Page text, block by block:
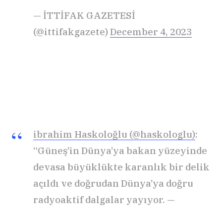
— İTTİFAK GAZETESİ
(@ittifakgazete)December 4, 2023
ibrahim Haskoloğlu (@haskologlu):
“Güneş’in Dünya’ya bakan yüzeyinde
devasa büyüklükte karanlık bir delik
açıldı ve doğrudan Dünya’ya doğru
radyoaktif dalgalar yayıyor. —